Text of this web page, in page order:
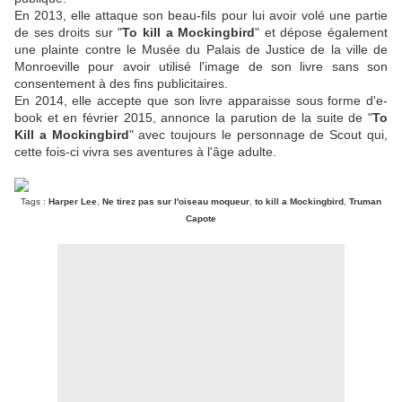
En 2013, elle attaque son beau-fils pour lui avoir volé une partie
de ses droits sur "To kill a Mockingbird" et dépose également
une plainte contre le Musée du Palais de Justice de la ville de
Monroeville pour avoir utilisé l'image de son livre sans son
consentement à des fins publicitaires.
En 2014, elle accepte que son livre apparaisse sous forme d'e-
book et en février 2015, annonce la parution de la suite de "To
Kill a Mockingbird" avec toujours le personnage de Scout qui,
cette fois-ci vivra ses aventures à l'âge adulte.
Tags : Harper Lee Ne tirez pas sur l'oiseau moqueur to kill a Mockingbird Truman
Capote